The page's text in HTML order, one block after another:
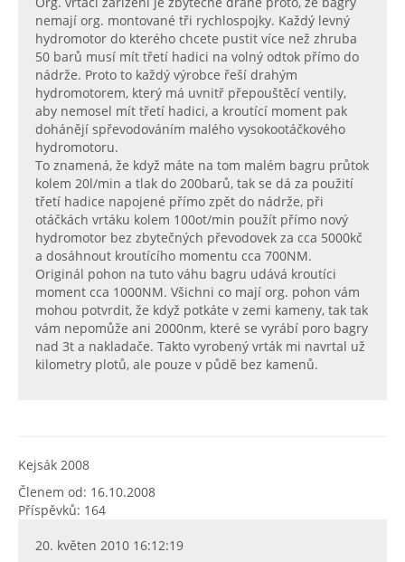
nemají org. montované tři rychlospojky. Každý levný
hydromotor do kterého chcete pustit více než zhruba
50 barů musí mít třetí hadici na volný odtok přímo do
nádrže. Proto to každý výrobce řeší drahým
hydromotorem, který má uvnitř přepouštěcí ventily,
aby nemosel mít třetí hadici, a kroutící moment pak
dohánějí spřevodováním malého vysokootáčkového
hydromotoru.
To znamená, že když máte na tom malém bagru průtok
kolem 20l/min a tlak do 200barů, tak se dá za použití
třetí hadice napojené přímo zpět do nádrže, při
otáčkách vrtáku kolem 100ot/min použít přímo nový
hydromotor bez zbytečných převodovek za cca 5000kč
a dosáhnout kroutícího momentu cca 700NM.
Originál pohon na tuto váhu bagru udává kroutíci
moment cca 1000NM. Všichni co mají org. pohon vám
mohou potvrdit, že když potkáte v zemi kameny, tak tak
vám nepomůže ani 2000nm, které se vyrábí poro bagry
nad 3t a nakladače. Takto vyrobený vrták mi navrtal už
kilometry plotů, ale pouze v půdě bez kamenů.
Kejsák 2008
Členem od: 16.10.2008
Příspěvků: 164
20. květen 2010 16:12:19